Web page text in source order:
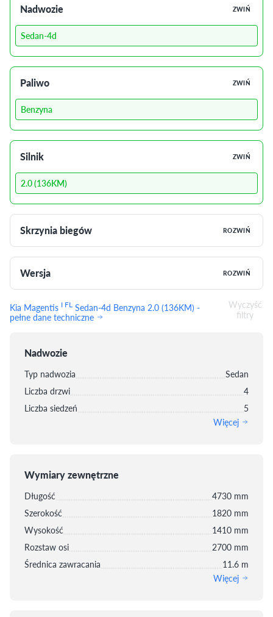
Nadwozie ZWIŃ
Sedan-4d
Paliwo ZWIŃ
Benzyna
Silnik ZWIŃ
2.0 (136KM)
Skrzynia biegów ROZWIŃ
Wersja ROZWIŃ
Kia Magentis I FL Sedan-4d Benzyna 2.0 (136KM) -
pełne dane techniczne
Wyczyść
filtry
Nadwozie
Typ nadwozia
Sedan
Liczba drzwi
4
Liczba siedzeń
5
Więcej
Wymiary zewnętrzne
Długość
4730 mm
Szerokość
1820 mm
Wysokość
1410 mm
Rozstaw osi
2700 mm
Średnica zawracania
11.6 m
Więcej